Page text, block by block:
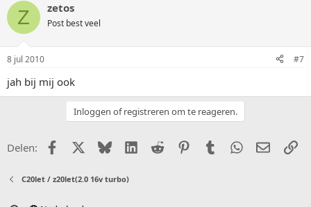
Z zetos
Post best veel
8 jul 2010 #7
jah bij mij ook
Inloggen of registreren om te reageren.
Delen: FacebookX (Twitter)
BlueskyLinkedIn
Reddit PinterestTumblr WhatsApp
E-mail
C20let / z20let(2.0 16v turbo)